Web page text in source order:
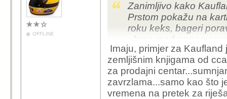
OFFLINE
Zanimljivo kako
Prstom pokažu na
roku keks, bageri
ubrzo razdragano
šerifa.
Imaju, primjer za
zemljišnim knjigama od
za prodajni
zavrzlama...samo kao što
vremena na pretek za